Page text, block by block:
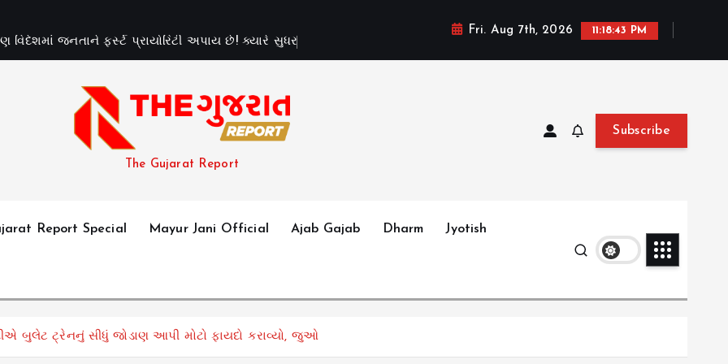
ણ વદશમ જનતન ફર પરયરટ અપય છ ! કયર સધર
Fri. Aug 7th, 2026 11:18:44 PM
The Gujarat Report
Subscribe
Report Special Mayur Jani Official Ajab Gajab Dharm Jyotish
બુલેટ ટ્રેનનું સીધું જોડાણ આપી મોટો ફાયદો કરાવ્યો, જુઓ